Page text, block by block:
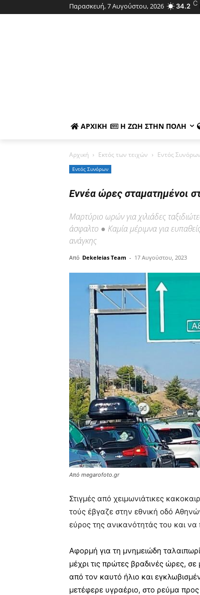
Παρασκευή, 7 Αυγούστου, 2026 34.2 C
ΑΡΧΙΚΉ Η ΖΩΉ ΣΤΗΝ ΠΌΛΗ
Αρχική Εκτός των τειχών Εντός Συνόρων
Εντός Συνόρων
Εννέα ώρες σταματημένοι
Μαρτύριο ωρών για χιλιάδες
άσφαλτο ● Καμία μέριμνα για
ανάγκης
Από Dekeleias Team - 17 Αυγούστου, 2023
Από megarofoto.gr
Στιγμές από χειμωνιάτικες
τούς έβγαζε στην εθνική οδό
εύρος της ανικανότητάς του και να
Αφορμή για τη μνημειώδη
μέχρι τις πρώτες βραδινές ώρες,
από τον καυτό ήλιο και
μετέφερε υγραέριο, στο ρεύμα